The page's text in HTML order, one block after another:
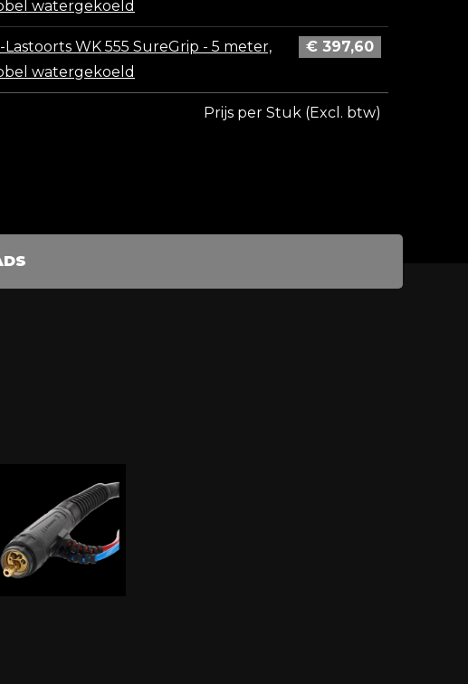
watergekoeld
Lastoorts WK 555 SureGrip - 5 meter,
watergekoeld
€ 397,60
Prijs per Stuk (Excl. btw)